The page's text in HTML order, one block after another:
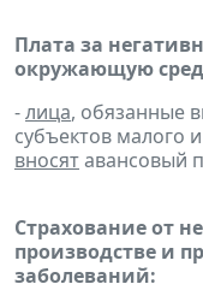
Плата за
окружающую
-лица, обязанные
субъектов малого
вносятавансовый
Страхование от
производстве и
заболеваний: